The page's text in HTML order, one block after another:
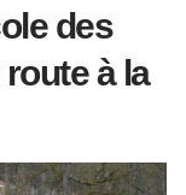
des
à la